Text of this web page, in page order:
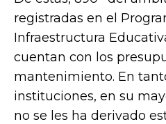
registradas en el
Infraestructura
cuentan con los
mantenimiento. En
instituciones, en su
no se les ha derivado